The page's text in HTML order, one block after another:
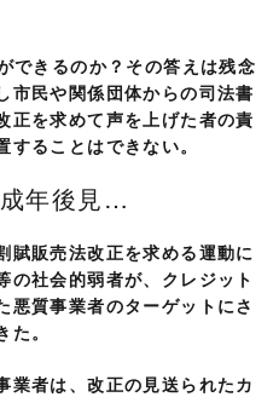
できるのか？その答えは残念
市民や関係団体からの司法書
正を求めて声を上げた者の責
ることはできない。
成年後見…
賦販売法改正を求める運動に
の社会的弱者が、クレジット
悪質事業者のターゲットにさ
。
業者は、改正の見送られたカ